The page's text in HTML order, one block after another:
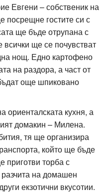
Евгени – собственик на
посрещне гостите си с
ще бъде отрупана с
ще се почувстват
нощ. Едно картофено
на раздора, а част от
още шпиковано
ориенталската кухня, а
домакин – Милена.
тя ще организира
който ще бъде
приготви торба с
на домашен
екзотични вкусотии.